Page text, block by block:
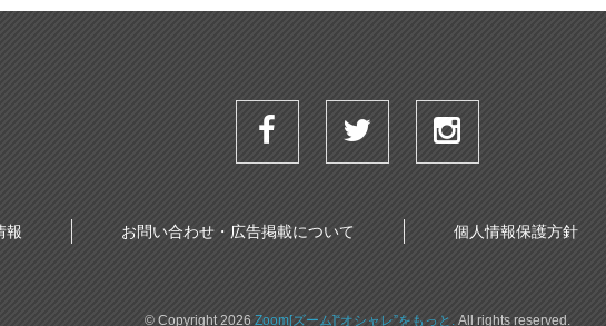
報 お問い合わせ・広告掲載について 個人情報保護方針
© Copyright 2026 Zoom[ズーム]“オシャレ”をもっと.All rights reserved.